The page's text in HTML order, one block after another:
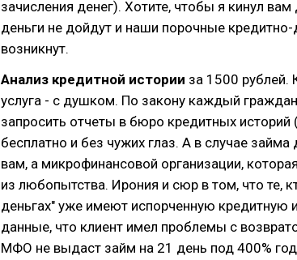
зачисления денег). Хотите, чтобы я кинул вам
деньги не дойдут и наши порочные
возникнут.
Анализ кредитной истории за 1500 рублей.
услуга - с душком. По закону каждый
запросить отчеты в бюро кредитных
бесплатно и без чужих глаз. А в случае
вам, а микрофинансовой организации,
из любопытства. Ирония и сюр в том, что те,
деньгах" уже имеют испорченную кредитную
данные, что клиент имел проблемы с
МФО не выдаст займ на 21 день под 400%